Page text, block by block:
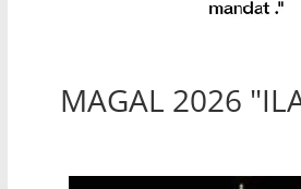
MAGAL 2026